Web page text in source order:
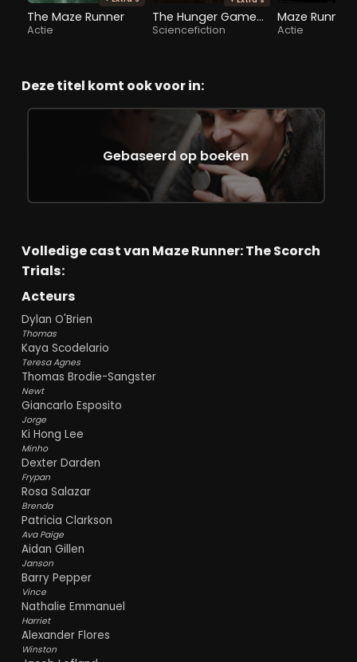
The Maze Runner
Actie
The Hunger Games: The Ballad of Songbirds & Snakes
Sciencefiction Actie
Deze titel komt ook voor in:
Gebaseerd op boeken
Volledige cast van Maze Runner: The Scorch
Trials:
Acteurs
Dylan O'Brien
Thomas
Kaya Scodelario
Teresa Agnes
Thomas Brodie-Sangster
Newt
Giancarlo Esposito
Jorge
Ki Hong Lee
Minho
Dexter Darden
Frypan
Rosa Salazar
Brenda
Patricia Clarkson
Ava Paige
Aidan Gillen
Janson
Barry Pepper
Vince
Nathalie Emmanuel
Harriet
Alexander Flores
Winston